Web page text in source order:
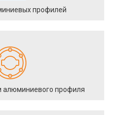
профилей
алюминиевого профиля